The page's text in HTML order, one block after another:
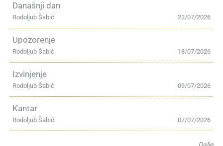
Današnji dan
23/07/2026
Rodoljub Šabić
Upozorenje
18/07/2026
Rodoljub Šabić
Izvinjenje
09/07/2026
Rodoljub Šabić
Kantar
07/07/2026
Rodoljub Šabić